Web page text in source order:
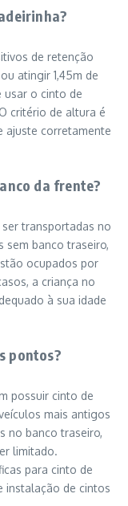
de retenção
atingir 1,45m de
usar o cinto de
critério de altura é
ajuste corretamente
da frente?
ser transportadas no
sem banco traseiro,
ocupados por
a criança no
à sua idade
pontos?
possuir cinto de
mais antigos
no banco traseiro,
limitado.
para cinto de
instalação de cintos